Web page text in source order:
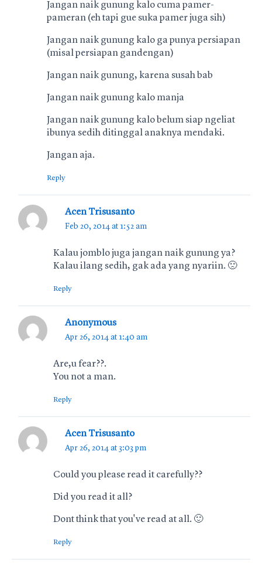
Jangan naik gunung kalo cuma pamer-
pameran (eh tapi gue suka pamer juga sih)
Jangan naik gunung kalo ga punya persiapan
(misal persiapan gandengan)
Jangan naik gunung, karena susah bab
Jangan naik gunung kalo manja
Jangan naik gunung kalo belum siap ngeliat
ibunya sedih ditinggal anaknya mendaki.
Jangan aja.
Reply
Acen Trisusanto
Feb 20, 2014 at 1:52 am
Kalau jomblo juga jangan naik gunung ya?
Kalau ilang sedih, gak ada yang nyariin. 🙁
Reply
Anonymous
Apr 26, 2014 at 1:40 am
Are,u fear??.
You not a man.
Reply
Acen Trisusanto
Apr 26, 2014 at 3:03 pm
Could you please read it carefully??
Did you read it all?
Dont think that you've read at all. 🙂
Reply